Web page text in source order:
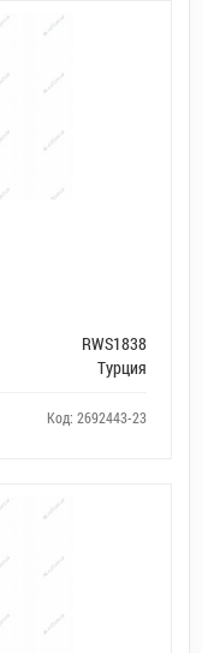
RWS1838
Турция
Код: 2692443-23